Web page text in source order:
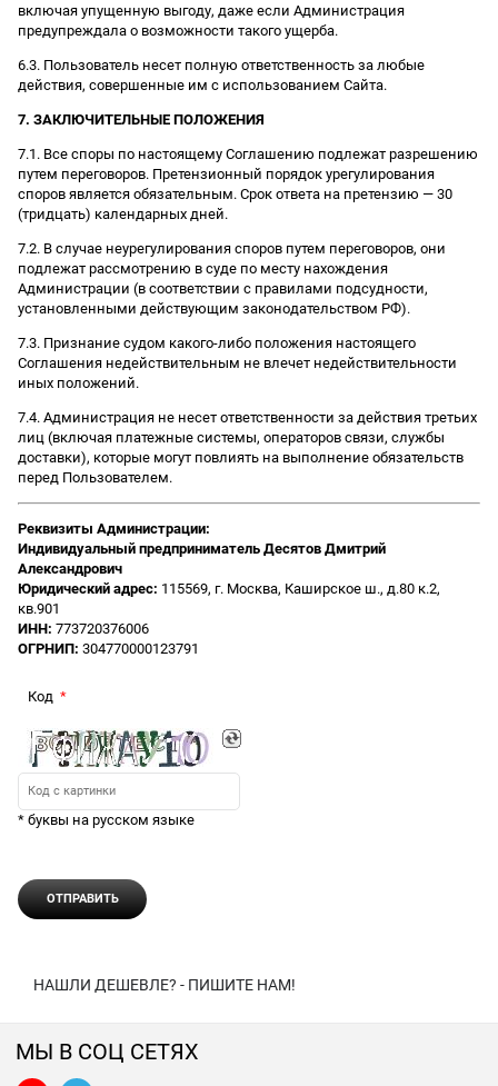
включая упущенную выгоду, даже если Администрация
предупреждала о возможности такого ущерба.
6.3. Пользователь несет полную ответственность за любые
действия, совершенные им с использованием Сайта.
7. ЗАКЛЮЧИТЕЛЬНЫЕ ПОЛОЖЕНИЯ
7.1. Все споры по настоящему Соглашению подлежат разрешению
путем переговоров. Претензионный порядок урегулирования
споров является обязательным. Срок ответа на претензию — 30
(тридцать) календарных дней.
7.2. В случае неурегулирования споров путем переговоров, они
подлежат рассмотрению в суде по месту нахождения
Администрации (в соответствии с правилами подсудности,
установленными действующим законодательством РФ).
7.3. Признание судом какого-либо положения настоящего
Соглашения недействительным не влечет недействительности
иных положений.
7.4. Администрация не несет ответственности за действия третьих
лиц (включая платежные системы, операторов связи, службы
доставки), которые могут повлиять на выполнение обязательств
перед Пользователем.
Реквизиты Администрации:
Индивидуальный предприниматель Десятов Дмитрий
Александрович
Юридический адрес: 115569, г. Москва, Каширское ш., д.80 к.2,
кв.901
ИНН: 773720376006
ОГРНИП: 304770000123791
Код
* буквы на русском языке
НАШЛИ ДЕШЕВЛЕ? - ПИШИТЕ НАМ!
МЫ В СОЦ СЕТЯХ